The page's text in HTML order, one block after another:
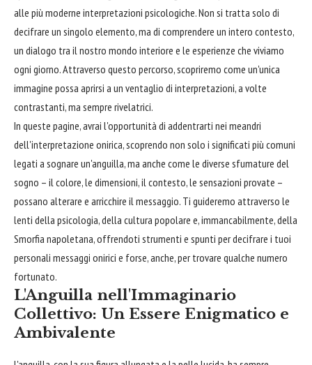
alle più moderne interpretazioni psicologiche. Non si tratta solo di
decifrare un singolo elemento, ma di comprendere un intero contesto,
un dialogo tra il nostro mondo interiore e le esperienze che viviamo
ogni giorno. Attraverso questo percorso, scopriremo come un'unica
immagine possa aprirsi a un ventaglio di interpretazioni, a volte
contrastanti, ma sempre rivelatrici.
In queste pagine, avrai l'opportunità di addentrarti nei meandri
dell'interpretazione onirica, scoprendo non solo i significati più comuni
legati a sognare un'anguilla, ma anche come le diverse sfumature del
sogno – il colore, le dimensioni, il contesto, le sensazioni provate –
possano alterare e arricchire il messaggio. Ti guideremo attraverso le
lenti della psicologia, della cultura popolare e, immancabilmente, della
Smorfia napoletana, offrendoti strumenti e spunti per decifrare i tuoi
personali messaggi onirici e forse, anche, per trovare qualche numero
fortunato.
L'Anguilla nell'Immaginario
Collettivo: Un Essere Enigmatico e
Ambivalente